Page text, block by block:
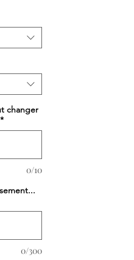
changer
*
0/10
0/300